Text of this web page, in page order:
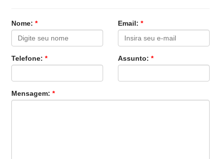
Nome:* Email: *
Telefone:* Assunto: *
Mensagem:*